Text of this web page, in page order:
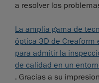
a resolver los
La amplia gama de
óptica 3D de Creaform
para admitir la
de calidad en un
. Gracias a su